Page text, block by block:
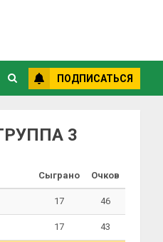
ПОДПИСАТЬСЯ
3
Сыграно Очков
17 46
17 43